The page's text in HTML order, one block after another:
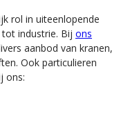
rol in uiteenlopende
industrie. Bij ons
aanbod van kranen,
Ook particulieren
ons: